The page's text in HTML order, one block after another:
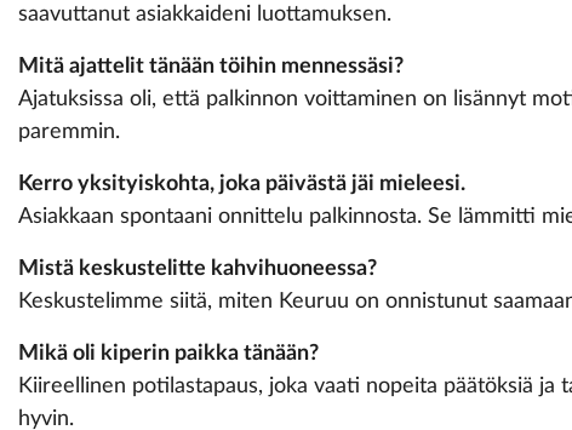
saavuttanut asiakkaideni luottamuksen.
Mitä ajattelit tänään töihin mennessäsi?
Ajatuksissa oli, että palkinnon voittaminen on lisännyt
paremmin.
Kerro yksityiskohta, joka päivästä jäi mieleesi.
Asiakkaan spontaani onnittelu palkinnosta. Se lämmitti
Mistä keskustelitte ­kahvihuoneessa?
Keskustelimme siitä, miten Keuruu on onnistunut
Mikä oli kiperin paikka tänään?
Kiireellinen potilastapaus, joka vaati nopeita päätöksiä ja
hyvin.